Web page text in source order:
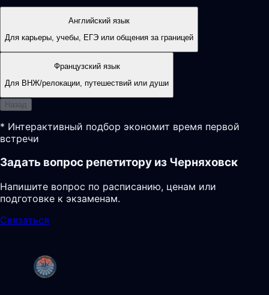
Английский язык
Для карьеры, учебы, ЕГЭ или общения за границей
Французский язык
Для ВНЖ/релокации, путешествий или души
Назад
* Интерактивный подбор экономит время первой
встречи
Задать вопрос репетитору из Черняховск
Напишите вопрос по расписанию, ценам или
подготовке к экзаменам.
Связаться